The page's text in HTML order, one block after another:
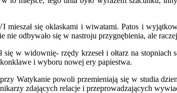
mieszał się oklaskami i wiwatami. Patos i
nie odbywało się w nastroju przygnębienia, ale
w widownię- rzędy krzeseł i ołtarz na
i wyboru nowej ery papiestwa.
Watykanie powoli przemieniają się w studia
zdających relacje i przeprowadzających